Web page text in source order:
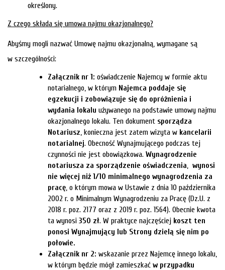
określony.
Z czego składa się umowa najmu okazjonalnego?
Abyśmy mogli nazwać Umowę najmu okazjonalną, wymagane są
w szczególności:
Załącznik nr 1: oświadczenie Najemcy w formie aktu
notarialnego, w którym Najemca poddaje się
egzekucji i zobowiązuje się do opróżnienia i
wydania lokalu używanego na podstawie umowy najmu
okazjonalnego lokalu. Ten dokument sporządza
Notariusz, konieczna jest zatem wizyta w kancelarii
notarialnej. Obecność Wynajmującego podczas tej
czynności nie jest obowiązkowa. Wynagrodzenie
notariusza za sporządzenie oświadczenia, wynosi
nie więcej niż 1/10 minimalnego wynagrodzenia za
pracę, o którym mowa w Ustawie z dnia 10 października
2002 r. o Minimalnym Wynagrodzeniu za Pracę (Dz.U. z
2018 r. poz. 2177 oraz z 2019 r. poz. 1564). Obecnie kwota
ta wynosi 350 zł. W praktyce najczęściej koszt ten
ponosi Wynajmujący lub Strony dzielą się nim po
połowie.
Załącznik nr 2: wskazanie przez Najemcę innego lokalu,
w którym będzie mógł zamieszkać w przypadku